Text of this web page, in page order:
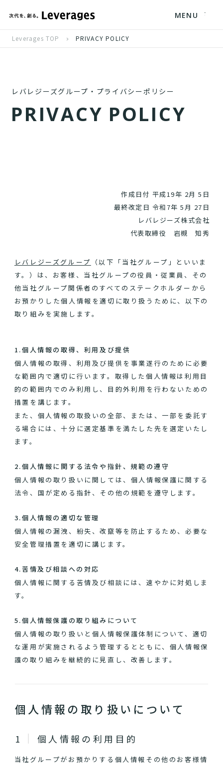
MENU
Leverages TOP PRIVACY POLICY
レバレジーズグループ・プライバシーポリシー
PRIVACY POLICY
作成日付 平成19年 2月 5日
最終改定日 令和7年 5月 27日
レバレジーズ株式会社
代表取締役 岩槻 知秀
レバレジーズグループ
（以下「当社グループ」といいま
す。）は、お客様、当社グループの役員・従業員、その
他当社グループ関係者のすべてのステークホルダーから
お預かりした個人情報を適切に取り扱うために、以下の
取り組みを実施します。
1.個人情報の取得、利用及び提供
個人情報の取得、利用及び提供を事業遂行のために必要
な範囲内で適切に行います。取得した個人情報は利用目
的の範囲内でのみ利用し、目的外利用を行わないための
措置を講じます。
また、個人情報の取扱いの全部、または、一部を委託す
る場合には、十分に選定基準を満たした先を選定いたし
ます。
2.個人情報に関する法令や指針、規範の遵守
個人情報の取り扱いに関しては、個人情報保護に関する
法令、国が定める指針、その他の規範を遵守します。
3.個人情報の適切な管理
個人情報の漏洩、紛失、改竄等を防止するため、必要な
安全管理措置を適切に講じます。
4.苦情及び相談への対応
個人情報に関する苦情及び相談には、速やかに対処しま
す。
5.個人情報保護の取り組みについて
個人情報の取り扱いと個人情報保護体制について、適切
な運用が実施されるよう管理するとともに、個人情報保
護の取り組みを継続的に見直し、改善します。
個人情報の取り扱いについて
個人情報の利用目的
当社グループがお預かりする個人情報その他のお客様情